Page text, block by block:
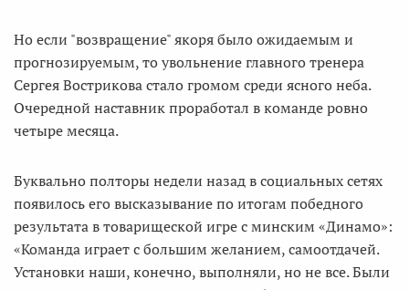
Но если "возвращение" якоря было ожидаемым и
прогнозируемым, то увольнение главного тренера
Сергея Вострикова стало громом среди ясного неба.
Очередной наставник проработал в команде ровно
четыре месяца.
Буквально полторы недели назад в социальных сетях
появилось его высказывание по итогам победного
результата в товарищеской игре с минским «Динамо»:
«Команда играет с большим желанием, самоотдачей.
Установки наши, конечно, выполняли, но не все. Были